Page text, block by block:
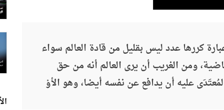
كررها عدد ليس بقليل من قادة العالم سواء
ومن الغريب أن يرى العالم أنه من حق
عليه أن يدافع عن نفسه أيضا، وهو الأوْ